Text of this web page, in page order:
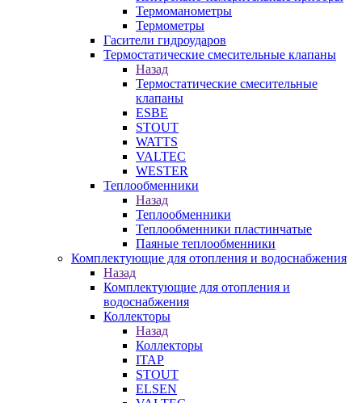
Термоманометры
Термометры
Гасители гидроударов
Термостатические смесительные клапаны
Назад
Термостатические смесительные
клапаны
ESBE
STOUT
WATTS
VALTEC
WESTER
Теплообменники
Назад
Теплообменники
Теплообменники пластинчатые
Паяные теплообменники
Комплектующие для отопления и водоснабжения
Назад
Комплектующие для отопления и
водоснабжения
Коллекторы
Назад
Коллекторы
ITAP
STOUT
ELSEN